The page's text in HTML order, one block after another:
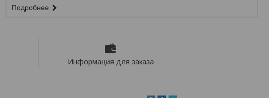
Подробнее
Информация для заказа